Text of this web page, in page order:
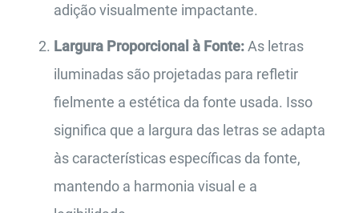
adição visualmente impactante.
Largura Proporcional à Fonte:As letras
iluminadas são projetadas para refletir
fielmente a estética da fonte usada. Isso
significa que a largura das letras se adapta
às características específicas da fonte,
mantendo a harmonia visual e a